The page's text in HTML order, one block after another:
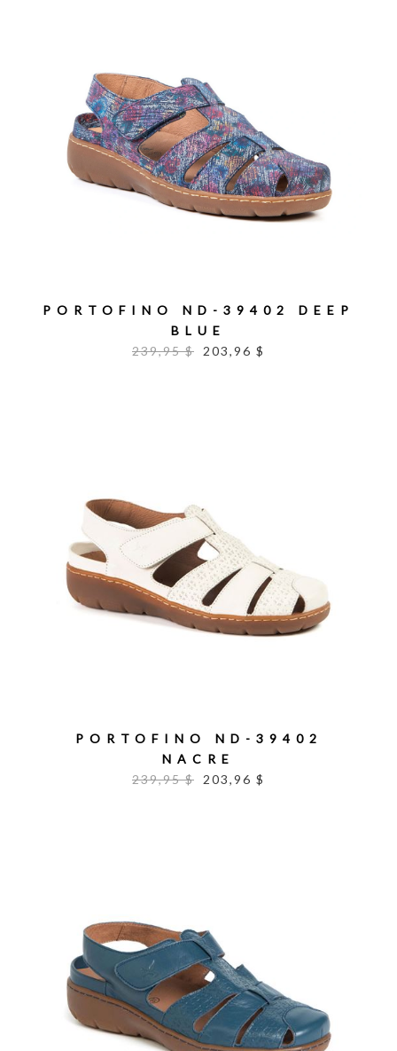
PORTOFINO ND-39402 DEEP
BLUE
239,95 $
203,96 $
PORTOFINO ND-39402
NACRE
239,95 $
203,96 $